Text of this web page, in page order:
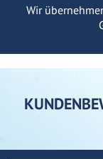
Wir